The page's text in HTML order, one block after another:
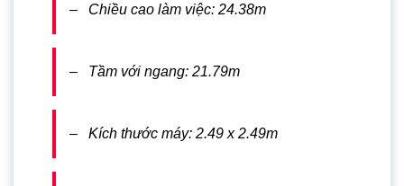
– Chiều cao làm việc: 24.38m
– Tầm với ngang: 21.79m
– Kích thước máy: 2.49 x 2.49m